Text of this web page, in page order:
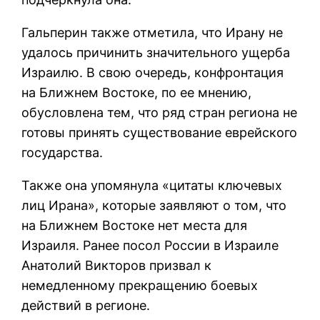
Гальперин также отметила, что Ирану не
удалось причинить значительного ущерба
Израилю. В свою очередь, конфронтация
на Ближнем Востоке, по ее мнению,
обусловлена тем, что ряд стран региона не
готовы принять существование еврейского
государства.
Также она упомянула «цитаты ключевых
лиц Ирана», которые заявляют о том, что
на Ближнем Востоке нет места для
Израиля. Ранее посол России в Израиле
Анатолий Викторов призвал к
немедленному прекращению боевых
действий в регионе.